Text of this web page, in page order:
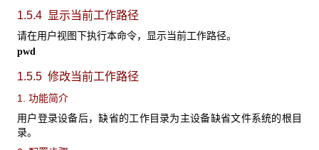
1.5.4 显示当前工作路径
请在用户视图下执行本命令，显示当前工作路径。
pwd
1.5.5 修改当前工作路径
1. 功能简介
用户登录设备后，缺省的工作目录为主设备缺省文件系统的根目
录。